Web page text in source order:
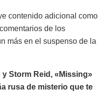
contenido adicional como
de los
más en el suspenso de la
Storm Reid, «Missing»
rusa de misterio que te